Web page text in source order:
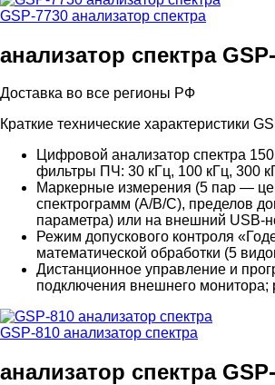
GSP-7730 анализатор спектра
анализатор спектра
Доставка во все регионы РФ
Краткие технические характеристики
Цифровой анализатор спектра
фильтры ПЧ: 30 кГц, 100 кГц,
Маркерные измерения (5 пар —
спектрограмм (А/В/С), пределов
параметра) или на внешний USB-
Режим допускового контроля
математической обработки (5
Дистанционное управление и
подключения внешнего монитора;
GSP-810 анализатор спектра
анализатор спектра